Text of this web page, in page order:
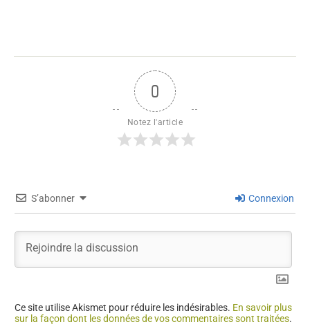
0
Notez l'article
S’abonner Connexion
Ce site utilise Akismet pour réduire les indésirables. En savoir plus
sur la façon dont les données de vos commentaires sont traitées.